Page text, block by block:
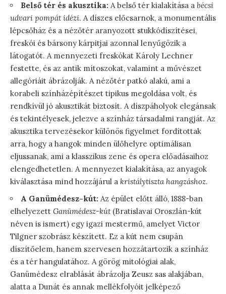
Belső tér és akusztika: A belső tér kialakítása a bécsi
udvari pompát idézi. A díszes előcsarnok, a monumentális
lépcsőház és a nézőtér aranyozott stukkódíszítései,
freskói és bársony kárpitjai azonnal lenyűgözik a
látogatót. A mennyezeti freskókat Károly Lechner
festette, és az antik mítoszokat, valamint a művészet
allegóriáit ábrázolják. A nézőtér patkó alakú, ami a
korabeli színházépítészet tipikus megoldása volt, és
rendkívül jó akusztikát biztosít. A díszpáholyok elegánsak
és tekintélyesek, jelezve a színház társadalmi rangját. Az
akusztika tervezésekor különös figyelmet fordítottak
arra, hogy a hangok minden ülőhelyre optimálisan
eljussanak, ami a klasszikus zene és opera előadásaihoz
elengedhetetlen. A mennyezet kialakítása, az anyagok
kiválasztása mind hozzájárul a kristálytiszta hangzáshoz.
A Ganümédesz-kút: Az épület előtt álló, 1888-ban
elhelyezett Ganümédesz-kút(Bratislavai Oroszlán-kút
néven is ismert) egy igazi mestermű, amelyet Victor
Tilgner szobrász készített. Ez a kút nem csupán
díszítőelem, hanem szervesen hozzátartozik a színház
és a tér hangulatához. A görög mitológiai alak,
Ganümédesz elrablását ábrázolja Zeusz sas alakjában,
alatta a Dunát és annak mellékfolyóit jelképező